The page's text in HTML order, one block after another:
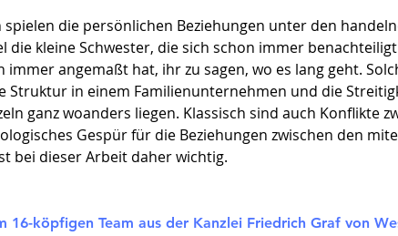
spielen die persönlichen Beziehungen unter den
die kleine Schwester, die sich schon immer
immer angemaßt hat, ihr zu sagen, wo es lang geht.
Struktur in einem Familienunternehmen und die
ganz woanders liegen. Klassisch sind auch Konflikte
Gespür für die Beziehungen zwischen den
bei dieser Arbeit daher wichtig.
16-köpfigen Team aus der Kanzlei Friedrich Graf von